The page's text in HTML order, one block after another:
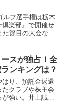
ルフ選手権は栃木
倶楽部』で開催せ
節目の大会なの
、川田太三によっ
スが独占！全
ンキングは？
り、預託金返還
クラブや株主会
が強い。井上誠一